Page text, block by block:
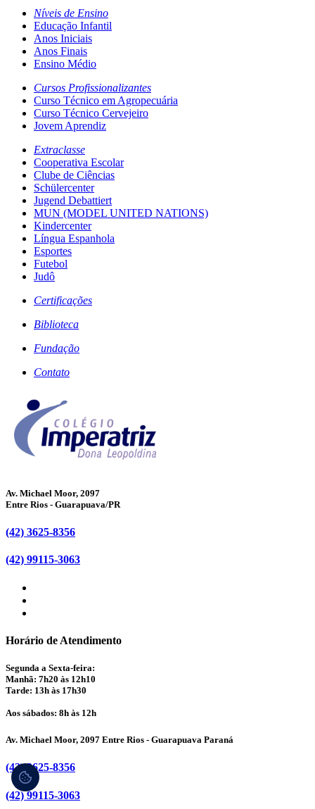
Níveis de Ensino
Educação Infantil
Anos Iniciais
Anos Finais
Ensino Médio
Cursos Profissionalizantes
Curso Técnico em Agropecuária
Curso Técnico Cervejeiro
Jovem Aprendiz
Extraclasse
Cooperativa Escolar
Clube de Ciências
Schülercenter
Jugend Debattiert
MUN (MODEL UNITED NATIONS)
Kindercenter
Língua Espanhola
Esportes
Futebol
Judô
Certificações
Biblioteca
Fundação
Contato
Av. Michael Moor, 2097
Entre Rios - Guarapuava/PR
(42) 3625-8356
(42) 99115-3063
Horário de Atendimento
Segunda a Sexta-feira:
Manhã: 7h20 às 12h10
Tarde: 13h às 17h30
Aos sábados: 8h às 12h
Av. Michael Moor, 2097 Entre Rios - Guarapuava Paraná
(42) 3625-8356
(42) 99115-3063